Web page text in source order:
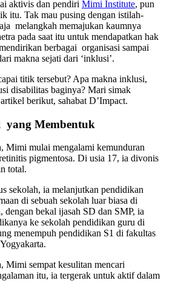
aktivis dan pendiri Mimi Institute, pun
itu. Tak mau pusing dengan istilah-
melangkah memajukan kaumnya
pada saat itu untuk mendapatkan hak
berbagai organisasi sampai
makna sejati dari ‘inklusi’.
titik tersebut? Apa makna inklusi,
disabilitas baginya? Mari simak
berikut, sahabat D’Impact.
yang Membentuk
Mimi mulai mengalami kemunduran
pigmentosa. Di usia 17, ia divonis
total.
sekolah, ia melanjutkan pendidikan
di sebuah sekolah luar biasa di
bekal ijasah SD dan SMP, ia
ke sekolah pendidikan guru di
menempuh pendidikan S1 di fakultas
Mimi sempat kesulitan mencari
itu, ia tergerak untuk aktif dalam